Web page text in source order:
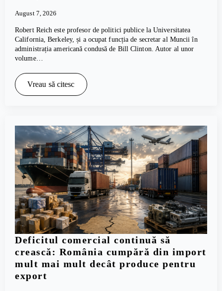
August 7, 2026
Robert Reich este profesor de politici publice la Universitatea
California, Berkeley, și a ocupat funcția de secretar al Muncii în
administrația americană condusă de Bill Clinton. Autor al unor
volume…
Vreau să citesc
Deficitul comercial continuă să
crească: România cumpără din import
mult mai mult decât produce pentru
export